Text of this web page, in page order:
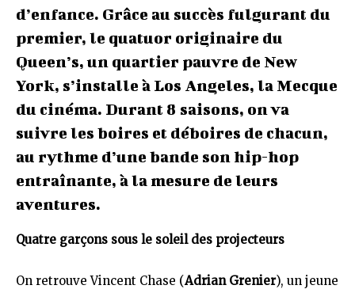
d’enfance. Grâce au succès fulgurant du
premier, le quatuor originaire du
Queen’s, un quartier pauvre de New
York, s’installe à Los Angeles, la Mecque
du cinéma. Durant 8 saisons, on va
suivre les boires et déboires de chacun,
au rythme d’une bande son hip-hop
entraînante, à la mesure de leurs
aventures.
Quatre garçons sous le soleil des projecteurs
On retrouve Vincent Chase (Adrian Grenier), un jeune